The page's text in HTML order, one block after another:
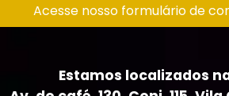
Acesse nosso formulário de
Estamos localizados